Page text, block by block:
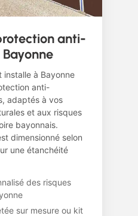
anti-
installe à Bayonne
anti-
adaptés à vos
et aux risques
bayonnais.
dimensionné selon
une étanchéité
des risques
sur mesure ou kit